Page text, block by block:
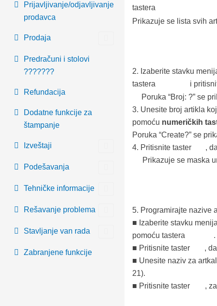
Prijavljivanje/odjavljivanje
prodavca
Prodaja
Predračuni i stolovi
???????
Refundacija
Dodatne funkcije za
štampanje
Izveštaji
Podešavanja
Tehničke informacije
Rešavanje problema
Stavljanje van rada
Zabranjene funkcije
tastera
Prikazuje se lista svih
2. Izaberite stavku
tastera
i
Poruka “Broj: ?” se
3. Unesite broj artikla
pomoću numeričkih
Poruka “Create?” se
4. Pritisnite taster
,
Prikazuje se maska
5. Programirajte nazive
■ Izaberite stavku
pomoću tastera
.
■ Pritisnite taster
,
■ Unesite naziv za
21).
■ Pritisnite taster
,